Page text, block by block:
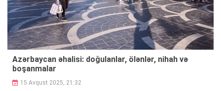
Azərbaycan əhalisi: doğulanlar, ölənlər, nihah və
boşanmalar
15 Avqust 2025, 21:32